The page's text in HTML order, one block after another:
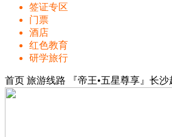
签证专区
门票
酒店
红色教育
研学旅行
首页 旅游线路 『帝王•五星尊享』长